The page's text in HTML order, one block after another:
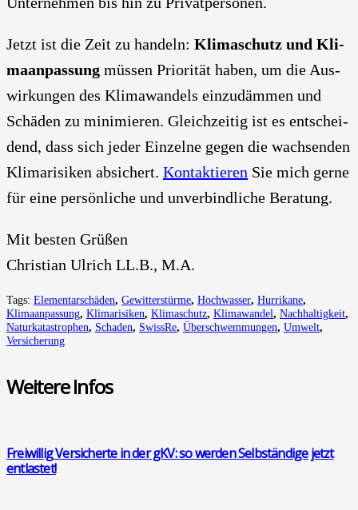
Jetzt ist die Zeit zu han­deln: Kli­ma­schutz und Kli­
ma­an­pas­sung müs­sen Prio­ri­tät haben, um die Aus­
wir­kun­gen des Kli­ma­wan­dels ein­zu­däm­men und
Schä­den zu mini­mie­ren. Gleich­zei­tig ist es ent­schei­
dend, dass sich jeder Ein­zel­ne gegen die wach­sen­den
Kli­ma­ri­si­ken absi­chert. Kon­tak­tie­ren Sie mich ger­ne
für eine per­sön­li­che und unver­bind­li­che Bera­tung.
Mit bes­ten Grü­ßen
Chris­ti­an Ulrich LL.B., M.A.
Tags: Elementarschäden, Gewitterstürme, Hochwasser, Hurrikane,
Klimaanpassung, Klimarisiken, Klimaschutz, Klimawandel, Nachhaltigkeit,
Naturkatastrophen, Schaden, SwissRe, Überschwemmungen, Umwelt,
Versicherung
Wei­te­re Infos
Frei­wil­lig Ver­si­cher­te in der gKV: so wer­den Selb­stän­di­ge jetzt
ent­las­tet!